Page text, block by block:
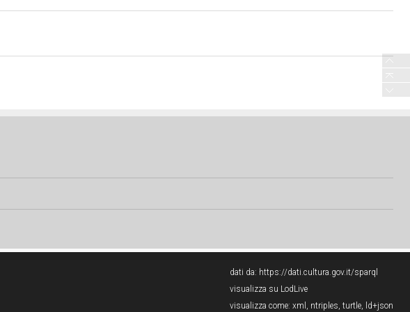
dati da: https://dati.cultura.gov.it/sparql
visualizza su LodLive
visualizza come: xml , ntriples, turtle, ld+json